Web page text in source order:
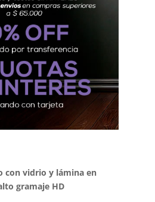
con vidrio y lámina en
gramaje HD